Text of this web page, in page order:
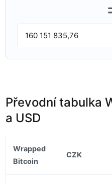
Převodní tabulka
a USD
Wrapped
Bitcoin
CZK